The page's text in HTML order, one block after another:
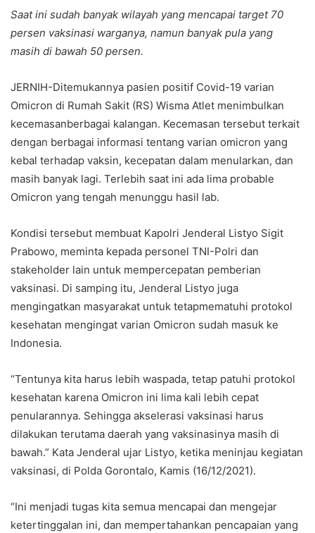
Saat ini sudah banyak wilayah yang mencapai target 70
persen vaksinasi warganya, namun banyak pula yang
masih di bawah 50 persen.
JERNIH-Ditemukannya pasien positif Covid-19 varian
Omicron di Rumah Sakit (RS) Wisma Atlet menimbulkan
kecemasanberbagai kalangan. Kecemasan tersebut terkait
dengan berbagai informasi tentang varian omicron yang
kebal terhadap vaksin, kecepatan dalam menularkan, dan
masih banyak lagi. Terlebih saat ini ada lima probable
Omicron yang tengah menunggu hasil lab.
Kondisi tersebut membuat Kapolri Jenderal Listyo Sigit
Prabowo, meminta kepada personel TNI-Polri dan
stakeholder lain untuk mempercepatan pemberian
vaksinasi. Di samping itu, Jenderal Listyo juga
mengingatkan masyarakat untuk tetapmematuhi protokol
kesehatan mengingat varian Omicron sudah masuk ke
Indonesia.
“Tentunya kita harus lebih waspada, tetap patuhi protokol
kesehatan karena Omicron ini lima kali lebih cepat
penularannya. Sehingga akselerasi vaksinasi harus
dilakukan terutama daerah yang vaksinasinya masih di
bawah.” Kata Jenderal ujar Listyo, ketika meninjau kegiatan
vaksinasi, di Polda Gorontalo, Kamis (16/12/2021).
“Ini menjadi tugas kita semua mencapai dan mengejar
ketertinggalan ini, dan mempertahankan pencapaian yang